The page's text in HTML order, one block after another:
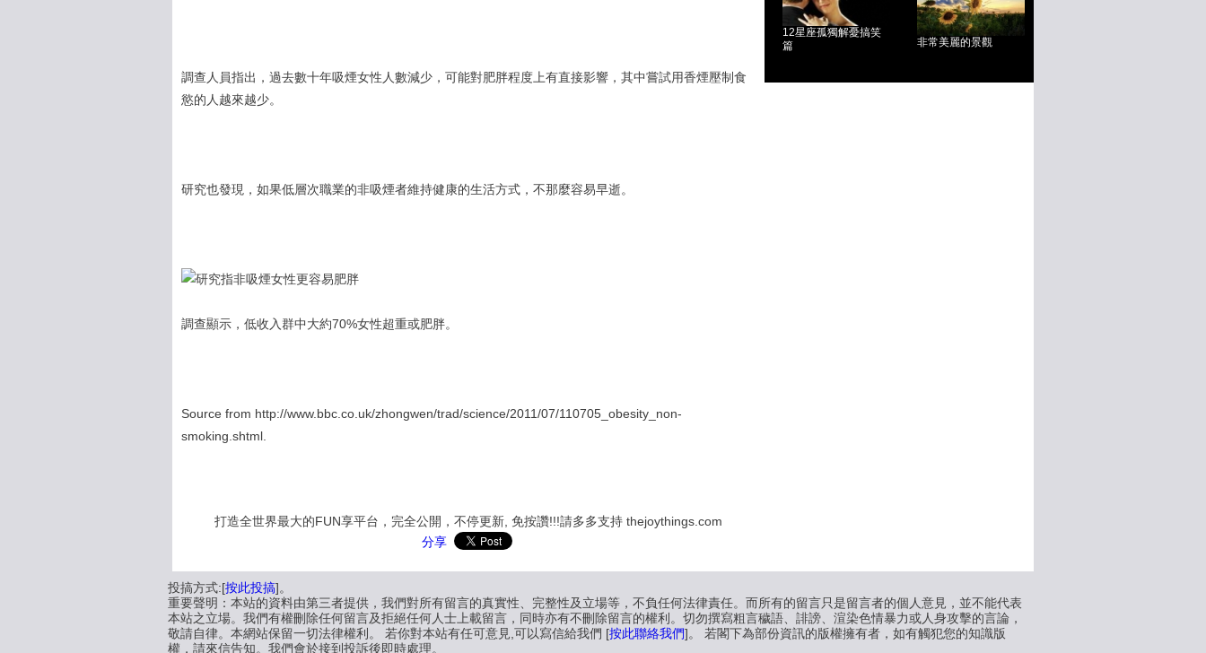
12星座孤獨解憂搞笑
篇
非常美麗的景觀
調查人員指出，過去數十年吸煙女性人數減少，可能對肥胖程度上有直接影響，其中嘗試用香煙壓制食
慾的人越來越少。
研究也發現，如果低層次職業的非吸煙者維持健康的生活方式，不那麼容易早逝。
調查顯示，低收入群中大約70%女性超重或肥胖。
Source from http://www.bbc.co.uk/zhongwen/trad/science/2011/07/110705_obesity_non-
smoking.shtml.
打造全世界最大的FUN享平台，完全公開，不停更新, 免按讚!!!請多多支持 thejoythings.com
分享
投搞方式:[按此投搞]。
重要聲明：本站的資料由第三者提供，我們對所有留言的真實性、完整性及立場等，不負任何法律責任。而所有的留言只是留言者的個人意見，並不能代表
本站之立場。我們有權刪除任何留言及拒絕任何人士上載留言，同時亦有不刪除留言的權利。切勿撰寫粗言穢語、誹謗、渲染色情暴力或人身攻擊的言論，
敬請自律。本網站保留一切法律權利。 若你對本站有任可意見,可以寫信給我們 [按此聯絡我們]。 若閣下為部份資訊的版權擁有者，如有觸犯您的知識版
權，請來信告知。我們會於接到投訴後即時處理。